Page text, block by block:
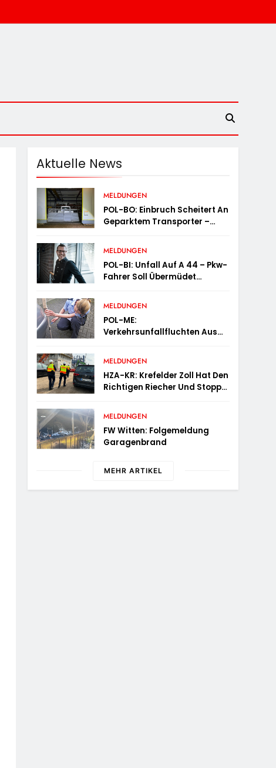
Aktuelle News
MELDUNGEN
POL-BO: Einbruch Scheitert An
Geparktem Transporter –
MELDUNGEN
POL-BI: Unfall Auf A 44 – Pkw-
Fahrer Soll Übermüdet
MELDUNGEN
POL-ME:
Verkehrsunfallfluchten Aus
MELDUNGEN
HZA-KR: Krefelder Zoll Hat Den
Richtigen Riecher Und Stoppt
Parfüms
MELDUNGEN
FW Witten: Folgemeldung
Garagenbrand
MEHR ARTIKEL